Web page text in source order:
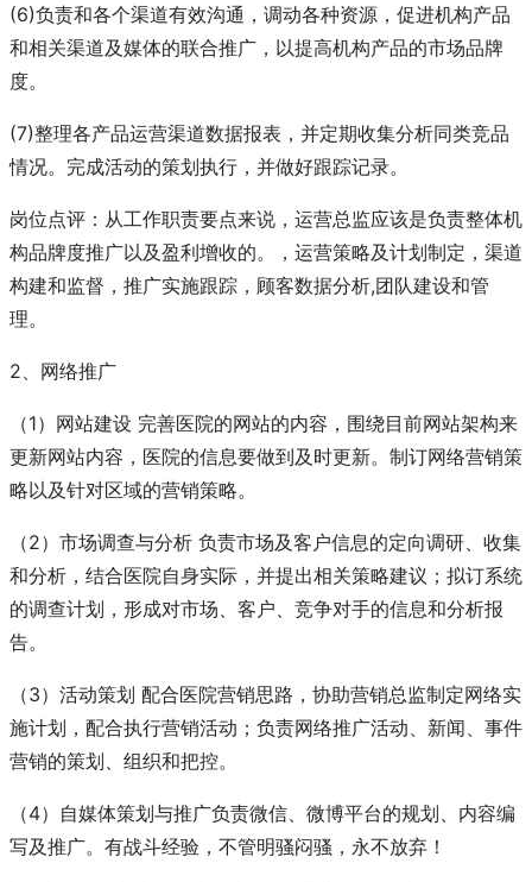
(6)负责和各个渠道有效沟通，调动各种资源，促进机构产品
和相关渠道及媒体的联合推广，以提高机构产品的市场品牌
度。
(7)整理各产品运营渠道数据报表，并定期收集分析同类竞品
情况。完成活动的策划执行，并做好跟踪记录。
岗位点评：从工作职责要点来说，运营总监应该是负责整体机
构品牌度推广以及盈利增收的。，运营策略及计划制定，渠道
构建和监督，推广实施跟踪，顾客数据分析,团队建设和管
理。
2、网络推广
（1）网站建设 完善医院的网站的内容，围绕目前网站架构来
更新网站内容，医院的信息要做到及时更新。制订网络营销策
略以及针对区域的营销策略。
（2）市场调查与分析 负责市场及客户信息的定向调研、收集
和分析，结合医院自身实际，并提出相关策略建议；拟订系统
的调查计划，形成对市场、客户、竞争对手的信息和分析报
告。
（3）活动策划 配合医院营销思路，协助营销总监制定网络实
施计划，配合执行营销活动；负责网络推广活动、新闻、事件
营销的策划、组织和把控。
（4）自媒体策划与推广负责微信、微博平台的规划、内容编
写及推广。有战斗经验，不管明骚闷骚，永不放弃！